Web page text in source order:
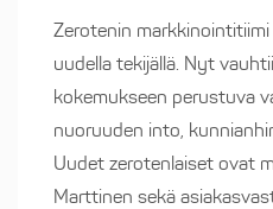
Zerotenin
uudella tekijällä. Nyt
kokemukseen perustuva
nuoruuden into,
Uudet zerotenlaiset ovat
Marttinen sekä